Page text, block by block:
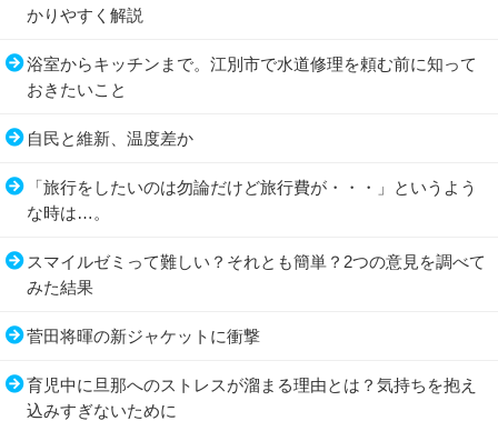
かりやすく解説
浴室からキッチンまで。江別市で水道修理を頼む前に知って
おきたいこと
自民と維新、温度差か
「旅行をしたいのは勿論だけど旅行費が・・・」というよう
な時は…。
スマイルゼミって難しい？それとも簡単？2つの意見を調べて
みた結果
菅田将暉の新ジャケットに衝撃
育児中に旦那へのストレスが溜まる理由とは？気持ちを抱え
込みすぎないために